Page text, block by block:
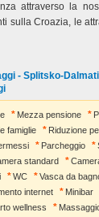
attraverso la
sulla Croazia, le
- Splitsko-
Mezza pensione
famiglie Riduzione
Parcheggio
standard
WC Vasca da
internet Minibar
wellness